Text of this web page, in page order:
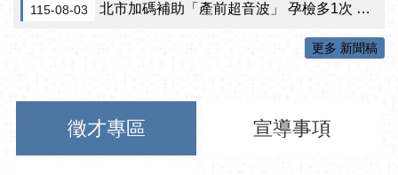
115-08-03 北市加碼補助「產前超音波」 孕檢多1次 準媽咪「超」安心！
更多 新聞稿
徵才專區 宣導事項